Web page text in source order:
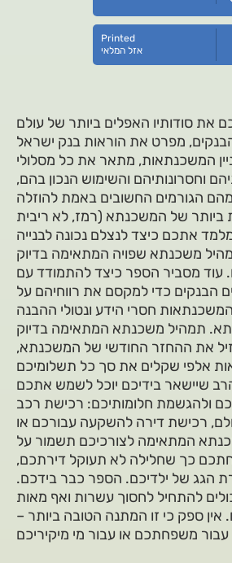
Printed
אזל המלאי
את סודותיו האפלים ביותר של עולם
מפרט את הוראות בנק ישראל
המשכנתאות, מתאר את כל מסלולי
וחסרונותיהם והשימוש הנכון בהם,
הגורמים החשובים באמת להוזלה
ביותר של המשכנתא (רמז, לא ריבית
אתכם כיצד לנצלם נכונה לבנייה
משכנתא שפויה המתאימה בדיוק
עוד מסביר הספר כיצד להתמודד עם
הבנקים כדי למקסם את רווחיהם על
חסרי הידע ונטולי ההבנה
תמהיל משכנתא המתאימה בדיוק
את ההחזר החודשי של המשכנתא,
אלפי שקלים את סך כל תשלומיכם
שיישאר בידיכם יוכל לשמש אתכם
ולהגשמת חלומותיכם: רכישת רכב
רכישת דירה להשקעה עבורכם או
המתאימה לצורכיכם תשמור על
כך שחלילה לא תעוקל דירתכם,
הגג של ילדיכם. הספר כבר בידכם.
להתחיל לחסוך עשרות ואף מאות
אין ספק כי זו המתנה הטובה ביותר –